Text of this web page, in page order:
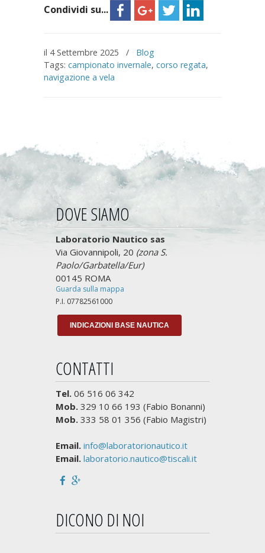
Condividi su...
il 4 Settembre 2025 /
Blog
Tags: campionato invernale, corso regata,
navigazione a vela
DOVE SIAMO
Laboratorio Nautico sas
Via Giovannipoli, 20 (zona S.
Paolo/Garbatella/Eur)
00145 ROMA
Guarda sulla mappa
P.I. 07782561000
INDICAZIONI BASE NAUTICA
CONTATTI
Tel. 06 516 06 342
Mob. 329 10 66 193 (Fabio Bonanni)
Mob. 333 58 01 356 (Fabio Magistri)
Email. info@laboratorionautico.it
Email. laboratorio.nautico@tiscali.it
DICONO DI NOI